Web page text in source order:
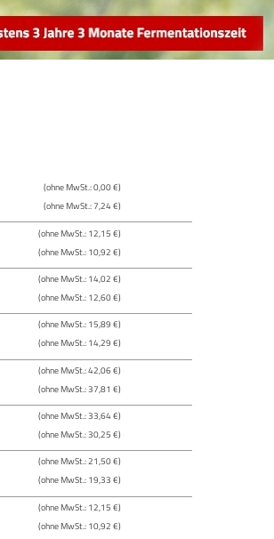
(ohne MwSt.: 0,00 €)
(ohne MwSt.: 7,24 €)
(ohne MwSt.: 12,15 €)
(ohne MwSt.: 10,92 €)
(ohne MwSt.: 14,02 €)
(ohne MwSt.: 12,60 €)
(ohne MwSt.: 15,89 €)
(ohne MwSt.: 14,29 €)
(ohne MwSt.: 42,06 €)
(ohne MwSt.: 37,81 €)
(ohne MwSt.: 33,64 €)
(ohne MwSt.: 30,25 €)
(ohne MwSt.: 21,50 €)
(ohne MwSt.: 19,33 €)
(ohne MwSt.: 12,15 €)
(ohne MwSt.: 10,92 €)